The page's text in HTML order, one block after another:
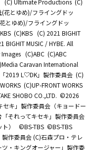
(C) Ultimate Productions (C)
花とゆめ)/フライングドッ
とゆめ)/フライングドッ
(C)KBS (C) 2021 BIGHIT
BIGHIT MUSIC / HYBE. All
(C)ABC (C)ABC
Caravan International
2019 L♡DK」製作委員会 (C)
(C)UP-FRONT WORKS
SHOBO CO.,LTD. ©2026
セキ」製作委員会（キョードー
「それってキセキ」製作委員会
）
©BS-TBS ©BS-TBS
作委員会 (C)石森プロ・テレ
・キングオージャー」製作委